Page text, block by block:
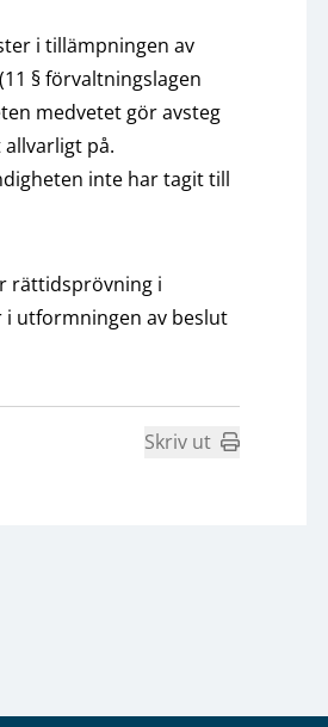
i tillämpningen av
§ förvaltningslagen
medvetet gör avsteg
allvarligt på.
inte har tagit till
rättidsprövning i
utformningen av beslut
Skriv ut